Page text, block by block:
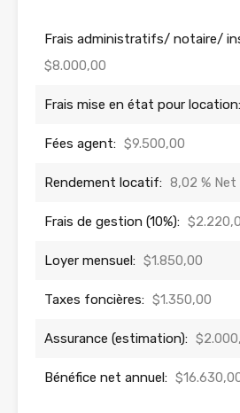
Frais administratifs/ notaire/
$8.000,00
Frais mise en état pour location:
Fées agent: $9.500,00
Rendement locatif: 8,02 % Net
Frais de gestion (10%):
Loyer mensuel: $1.850,00
Taxes foncières: $1.350,00
Assurance (estimation):
Bénéfice net annuel: